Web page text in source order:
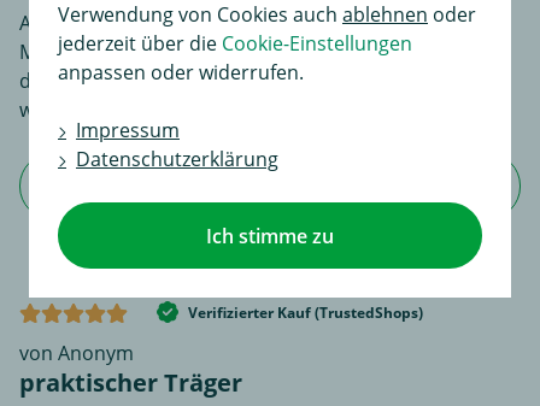
An dieser Stelle haben Sie die Möglichkeit, Ihre
Meinungen und Erfahrungen über dieses Produkt zu
dokumentieren. Sie liefern so anderen Interessenten
wertvolle Informationen beim Kauf.
Verifizierter Kauf (TrustedShops)
von Anonym
praktischer Träger
Verwendung von Cookies auch ablehnen oder
jederzeit über die Cookie-Einstellungen
anpassen oder widerrufen.
Impressum
Datenschutzerklärung
Ich stimme zu